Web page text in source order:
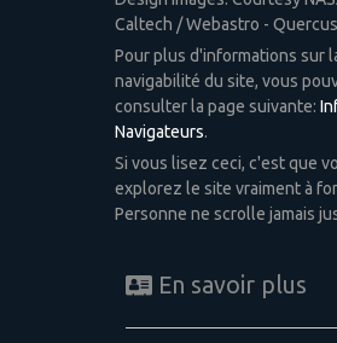
Caltech / Webastro - Quercus
Pour plus d'informations sur
navigabilité du site, vous
consulter la page suivante:
Navigateurs.
Si vous lisez ceci, c'est que
explorez le site vraiment à
Personne ne scrolle jamais
En savoir plus